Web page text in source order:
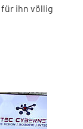
ihn völlig